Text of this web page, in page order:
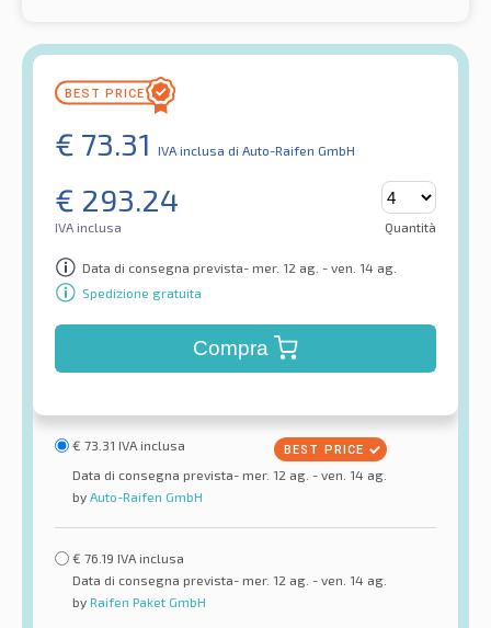
€ 73.31 IVA inclusa di Auto-Raifen GmbH
€ 293.24
IVA inclusa Quantità
Data di consegna prevista- mer. 12 ag. - ven. 14 ag.
Spedizione gratuita
Compra
€ 73.31 IVA inclusa
Data di consegna prevista- mer. 12 ag. - ven. 14 ag.
by Auto-Raifen GmbH
€ 76.19 IVA inclusa
Data di consegna prevista- mer. 12 ag. - ven. 14 ag.
by Raifen Paket GmbH